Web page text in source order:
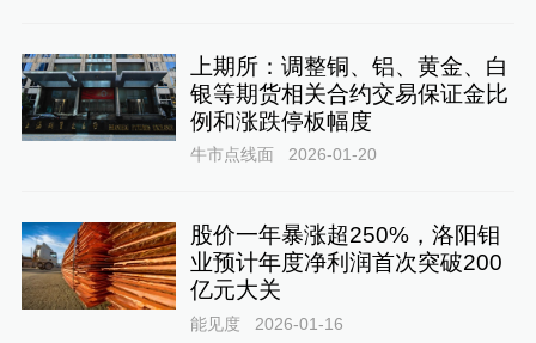
上期所：调整铜、铝、黄金、白
银等期货相关合约交易保证金比
例和涨跌停板幅度
牛市点线面 2026-01-20
股价一年暴涨超250%，洛阳钼
业预计年度净利润首次突破200
亿元大关
能见度 2026-01-16